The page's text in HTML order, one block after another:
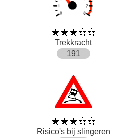
Trekkracht
191
Risico's bij slingeren